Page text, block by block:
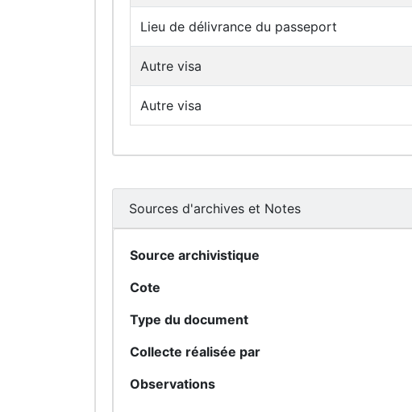
Lieu de délivrance du passeport
Autre visa
Autre visa
Sources d'archives et Notes
Source archivistique
Cote
Type du document
Collecte réalisée par
Observations